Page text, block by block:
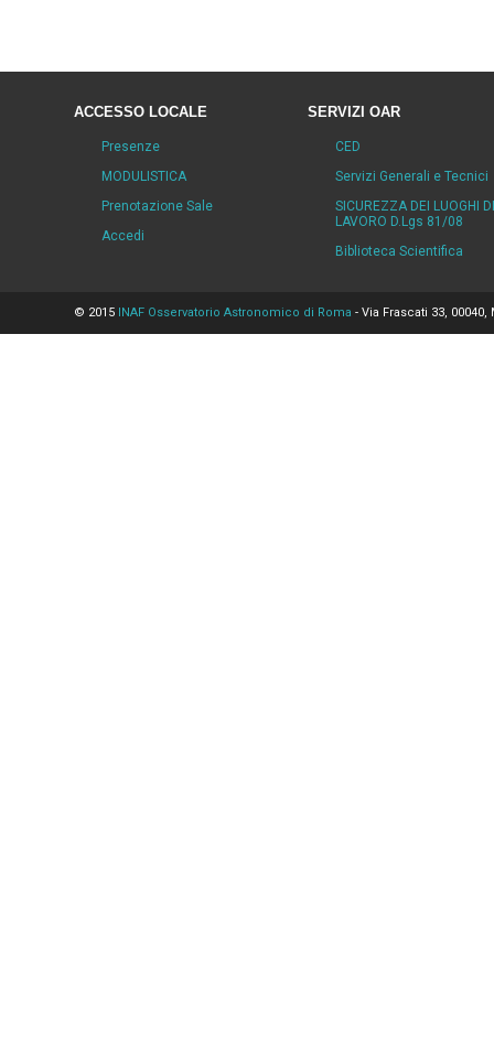
ACCESSO LOCALE
Presenze
MODULISTICA
Prenotazione Sale
Accedi
SERVIZI OAR
CED
Servizi Generali e Tecnici
SICUREZZA DEI LUOGHI DI
LAVORO D.Lgs 81/08
Biblioteca Scientifica
© 2015 INAF Osservatorio Astronomico di Roma - Via Frascati 33,